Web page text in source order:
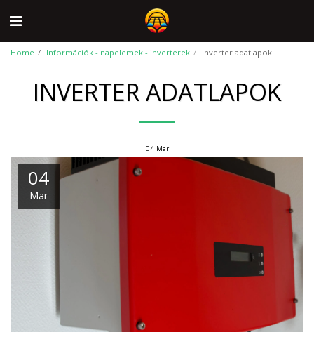
Home Információk - napelemek - inverterek Inverter adatlapok
INVERTER ADATLAPOK
04 Mar
04
Mar